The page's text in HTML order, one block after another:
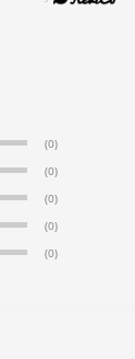
(0)
(0)
(0)
(0)
(0)